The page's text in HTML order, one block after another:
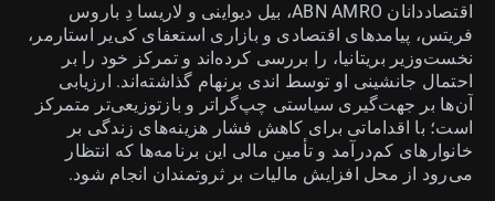
اقتصاددانان ABN AMRO، بیل دیواینی و لاریسا دِ باروس
فریتس، پیامدهای اقتصادی و بازاری استعفای کی‌یر استارمر،
نخست‌وزیر بریتانیا، را بررسی کرده‌اند و تمرکز خود را بر
احتمال جانشینی او توسط اندی برنهام گذاشته‌اند. ارزیابی
آن‌ها بر جهت‌گیری سیاستی چپ‌گراتر و بازتوزیعی‌تر متمرکز
است؛ با اقداماتی برای کاهش فشار هزینه‌های زندگی بر
خانوارهای کم‌درآمد و تأمین مالی این برنامه‌ها که انتظار
می‌رود از محل افزایش مالیات بر ثروتمندان انجام شود.